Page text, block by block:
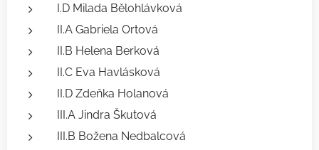
I.D Milada Bělohlávková
II.A Gabriela Ortová
II.B Helena Berková
II.C Eva Havlásková
II.D Zdeňka Holanová
III.A Jindra Škutová
III.B Božena Nedbalcová